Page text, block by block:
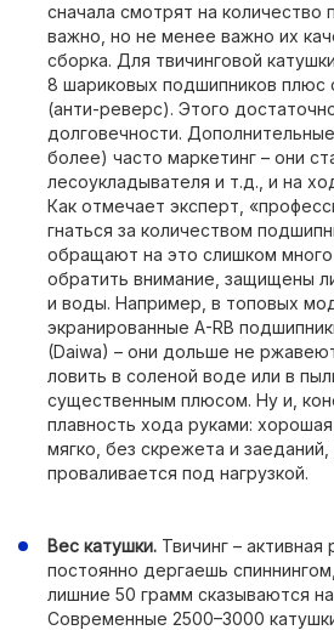
сначала смотрят на количество
важно, но не менее важно их
сборка. Для твичинговой
8 шариковых подшипников плюс
(анти-реверс). Этого
долговечности.
более) часто маркетинг – они
лесоукладывателя и т.д., и на
Как отмечает эксперт,
гнаться за количеством
обращают на это слишком
обратить внимание, защищены
и воды. Например, в топовых
экранированные A-RB
(Daiwa) – они дольше не
ловить в соленой воде или в
существенным плюсом. Ну и,
плавность хода руками:
мягко, без скрежета и заеданий,
проваливается под нагрузкой.
Вес катушки. Твичинг – активная
постоянно дергаешь
лишние 50 грамм сказываются
Современные 2500–3000